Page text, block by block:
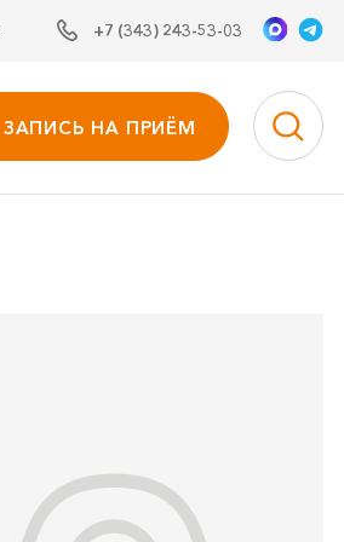
+7 (343) 243-53-03
ЗАПИСЬ НА ПРИЁМ